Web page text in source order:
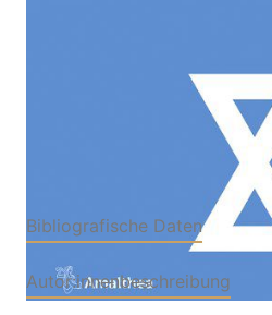
Bibliografische Daten
Autor:innenbeschreibung